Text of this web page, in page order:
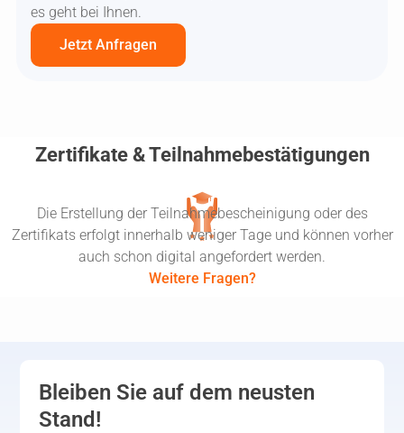
es geht bei Ihnen.
Jetzt Anfragen
Zertifikate & Teilnahmebestätigungen
Die Erstellung der Teilnahmebescheinigung oder des
Zertifikats erfolgt innerhalb weniger Tage und können vorher
auch schon digital angefordert werden.
Weitere Fragen?
Bleiben Sie auf dem neusten
Stand!